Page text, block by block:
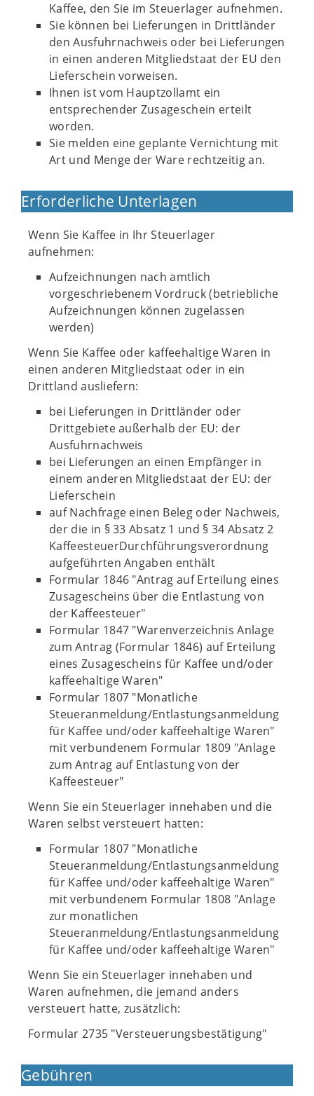
Kaffee, den Sie im Steuerlager aufnehmen.
Sie können bei Lieferungen in Drittländer
den Ausfuhrnachweis oder bei Lieferungen
in einen anderen Mitgliedstaat der EU den
Lieferschein vorweisen.
Ihnen ist vom Hauptzollamt ein
entsprechender Zusageschein erteilt
worden.
Sie melden eine geplante Vernichtung mit
Art und Menge der Ware rechtzeitig an.
Erforderliche Unterlagen
Wenn Sie Kaffee in Ihr Steuerlager
aufnehmen:
Aufzeichnungen nach amtlich
vorgeschriebenem Vordruck (betriebliche
Aufzeichnungen können zugelassen
werden)
Wenn Sie Kaffee oder kaffeehaltige Waren in
einen anderen Mitgliedstaat oder in ein
Drittland ausliefern:
bei Lieferungen in Drittländer oder
Drittgebiete außerhalb der EU: der
Ausfuhrnachweis
bei Lieferungen an einen Empfänger in
einem anderen Mitgliedstaat der EU: der
Lieferschein
auf Nachfrage einen Beleg oder Nachweis,
der die in § 33 Absatz 1 und § 34 Absatz 2
KaffeesteuerDurchführungsverordnung
aufgeführten Angaben enthält
Formular 1846 "Antrag auf Erteilung eines
Zusagescheins über die Entlastung von
der Kaffeesteuer"
Formular 1847 "Warenverzeichnis Anlage
zum Antrag (Formular 1846) auf Erteilung
eines Zusagescheins für Kaffee und/oder
kaffeehaltige Waren"
Formular 1807 "Monatliche
Steueranmeldung/Entlastungsanmeldung
für Kaffee und/oder kaffeehaltige Waren"
mit verbundenem Formular 1809 "Anlage
zum Antrag auf Entlastung von der
Kaffeesteuer"
Wenn Sie ein Steuerlager innehaben und die
Waren selbst versteuert hatten:
Formular 1807 "Monatliche
Steueranmeldung/Entlastungsanmeldung
für Kaffee und/oder kaffeehaltige Waren"
mit verbundenem Formular 1808 "Anlage
zur monatlichen
Steueranmeldung/Entlastungsanmeldung
für Kaffee und/oder kaffeehaltige Waren"
Wenn Sie ein Steuerlager innehaben und
Waren aufnehmen, die jemand anders
versteuert hatte, zusätzlich:
Formular 2735 "Versteuerungsbestätigung"
Gebühren